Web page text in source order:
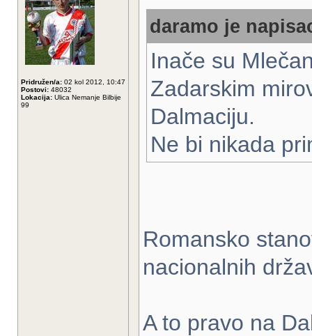
Pridružen/a: 02 kol 2012, 10:47
Postovi: 48032
Lokacija: Ulica Nemanje Bilbije
99
daramo je
Inače su
Zadarskim
Dalmaciju.
Ne bi nikada
Romansko
nacionalnih
A to pravo na